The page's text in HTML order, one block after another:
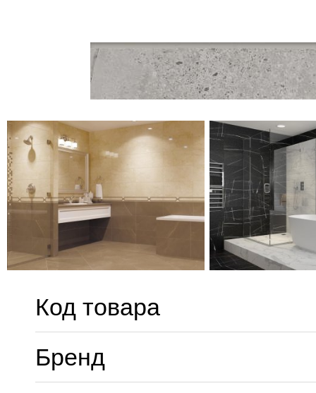
Код товара
Бренд